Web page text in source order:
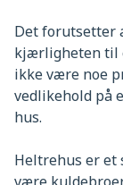
Det forutsetter
kjærligheten til
ikke være noe
vedlikehold på
hus.
Heltrehus er et